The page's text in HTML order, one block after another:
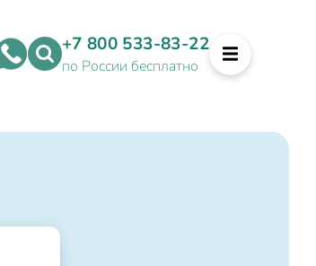
+7 800 533-83-22
по России бесплатно